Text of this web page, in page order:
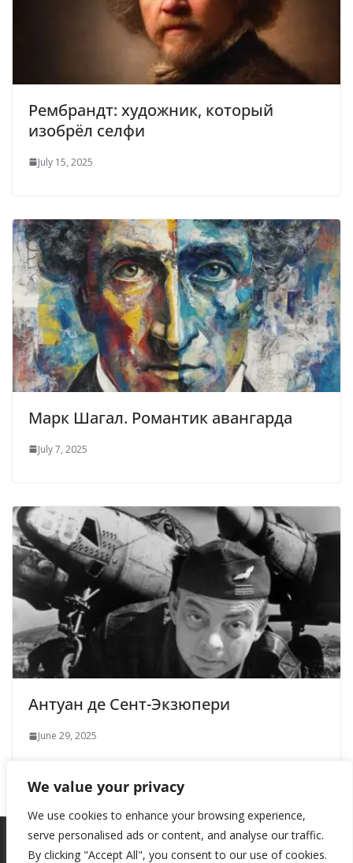
We value your privacy
We use cookies to enhance your browsing experience,
serve personalised ads or content, and analyse our traffic.
By clicking "Accept All", you consent to our use of cookies.
Рембрандт: художник, который
изобрёл селфи
July 15, 2025
Марк Шагал. Романтик авангарда
July 7, 2025
Антуан де Сент-­Экзюпери
June 29, 2025